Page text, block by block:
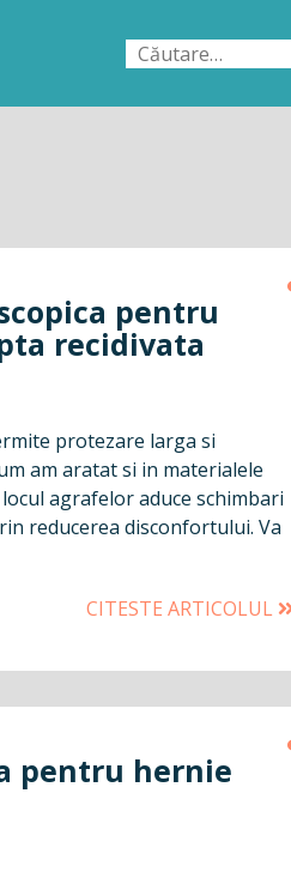
Caută
pentru
recidivata
protezare larga si
am aratat si in materialele
agrafelor aduce schimbari
reducerea disconfortului. Va
CITESTE ARTICOLUL
pentru hernie